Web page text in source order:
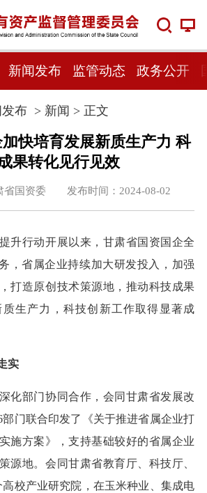
新闻发布 监管动态 政务公开
布> 新闻 > 正文
快培育发展新质生产力 科
果转化见行见效
省国资委 发布时间：2024-08-02
行动开展以来，甘肃省国资国企全
，省属企业持续加大研发投入，加强
打造原创技术策源地，推动科技成果
生产力，科技创新工作取得显著成
实
部门协同合作，会同甘肃省发展改
门联合印发了《关于推进省属企业打
施方案》，支持基础较好的省属企业
源地。会同甘肃省教育厅、科技厅、
校产业研究院，在玉米种业、集成电